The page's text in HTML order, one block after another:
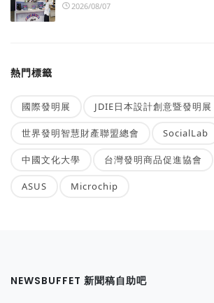
2026/08/07
熱門標籤
國際發明展 JDIE日本設計創意暨發明展
世界發明智慧財產聯盟總會 SocialLab
中國文化大學 台灣發明商品促進協會
ASUS Microchip
NEWSBUFFET 新聞稿自助吧